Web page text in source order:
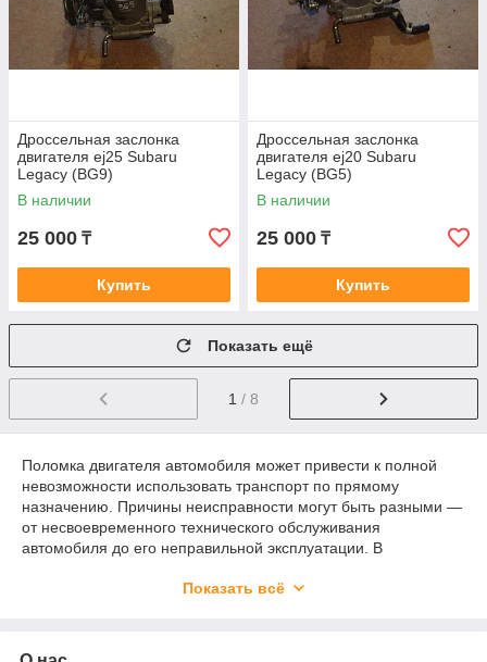
Дроссельная заслонка
двигателя ej25 Subaru
Legacy (BG9)
В наличии
25 000 ₸
Купить
Дроссельная заслонка
двигателя ej20 Subaru
Legacy (BG5)
В наличии
25 000 ₸
Купить
Показать ещё
1 / 8
Поломка двигателя автомобиля может привести к полной
невозможности использовать транспорт по прямому
назначению. Причины неисправности могут быть разными —
от несвоевременного технического обслуживания
автомобиля до его неправильной эксплуатации. В
двигателей и КПП для японских автомобилей по доступным
Показать всё